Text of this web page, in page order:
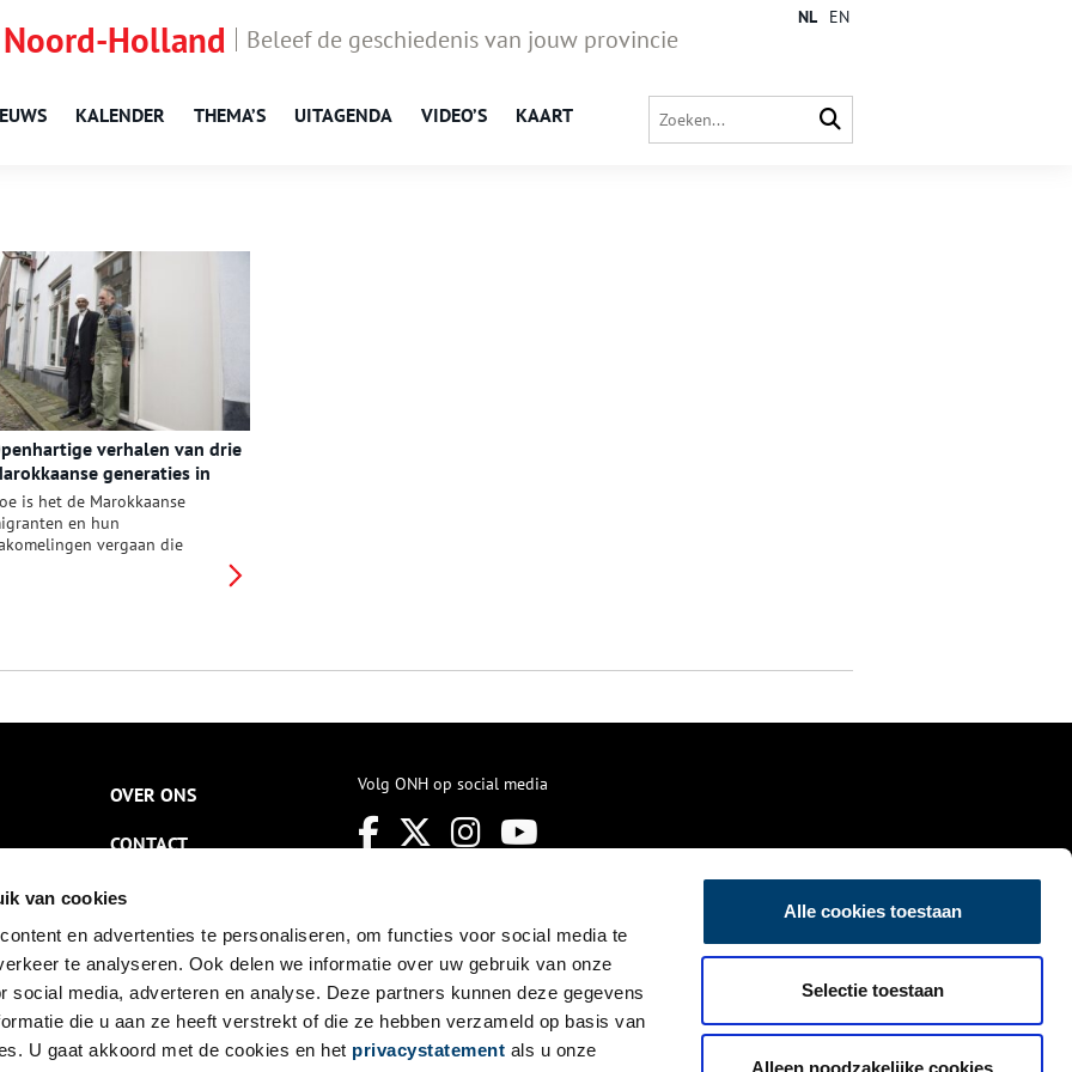
van cookies
en advertenties te personaliseren, om functies voor social media te
te analyseren. Ook delen we informatie over uw gebruik van onze
social media, adverteren en analyse. Deze partners kunnen deze gegevens
die u aan ze heeft verstrekt of die ze hebben verzameld op basis van
U gaat akkoord met de cookies en het privacystatement als u onze
Alle cookies toestaan
Selectie toestaan
Alleen noodzakelijke cookies
Holland Beleef de geschiedenis van jouw provincie
KALENDER THEMA’S UITAGENDA VIDEO’S KAART
NL EN
verhalen van drie
generaties in
is het de Marokkaanse
en hun
vergaan die
OVER ONS
CONTACT
NIEUWSBRIEF
DISCLAIMER
PRIVACY
TOEGANKELIJKHEID
Volg ONH op social media